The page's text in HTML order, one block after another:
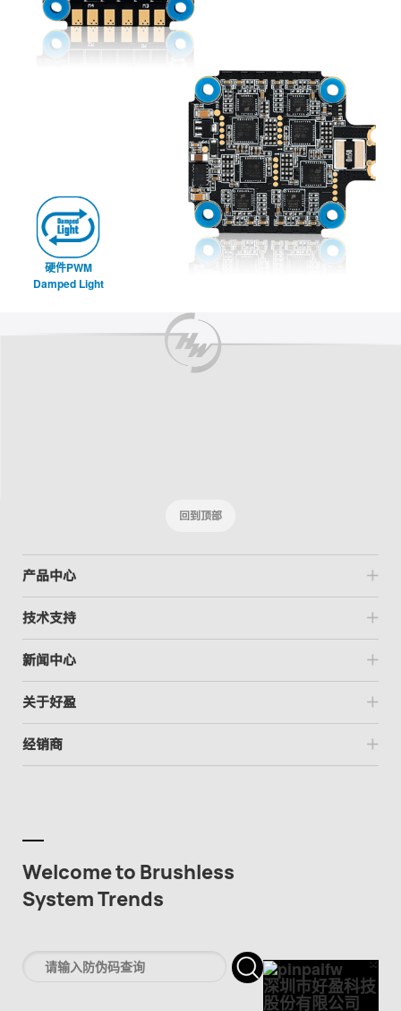
硬件PWM
Damped Light
回到顶部
产品中心
技术支持
新闻中心
关于好盈
经销商
Welcome to Brushless
System Trends
×
深圳市好盈科技
股份有限公司